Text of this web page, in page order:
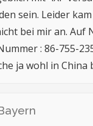
sein. Leider
bei mir an. Auf
: 86-755-
ja wohl in China